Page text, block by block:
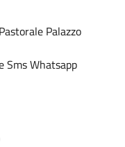
Palazzo
Sms Whatsapp